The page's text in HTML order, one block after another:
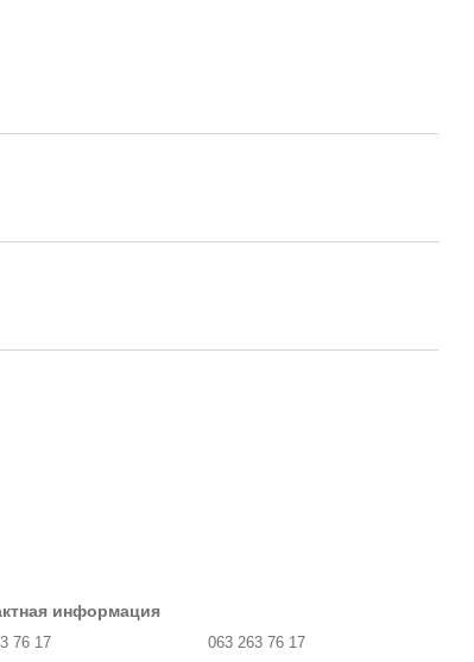
информация
76 17
063 263 76 17